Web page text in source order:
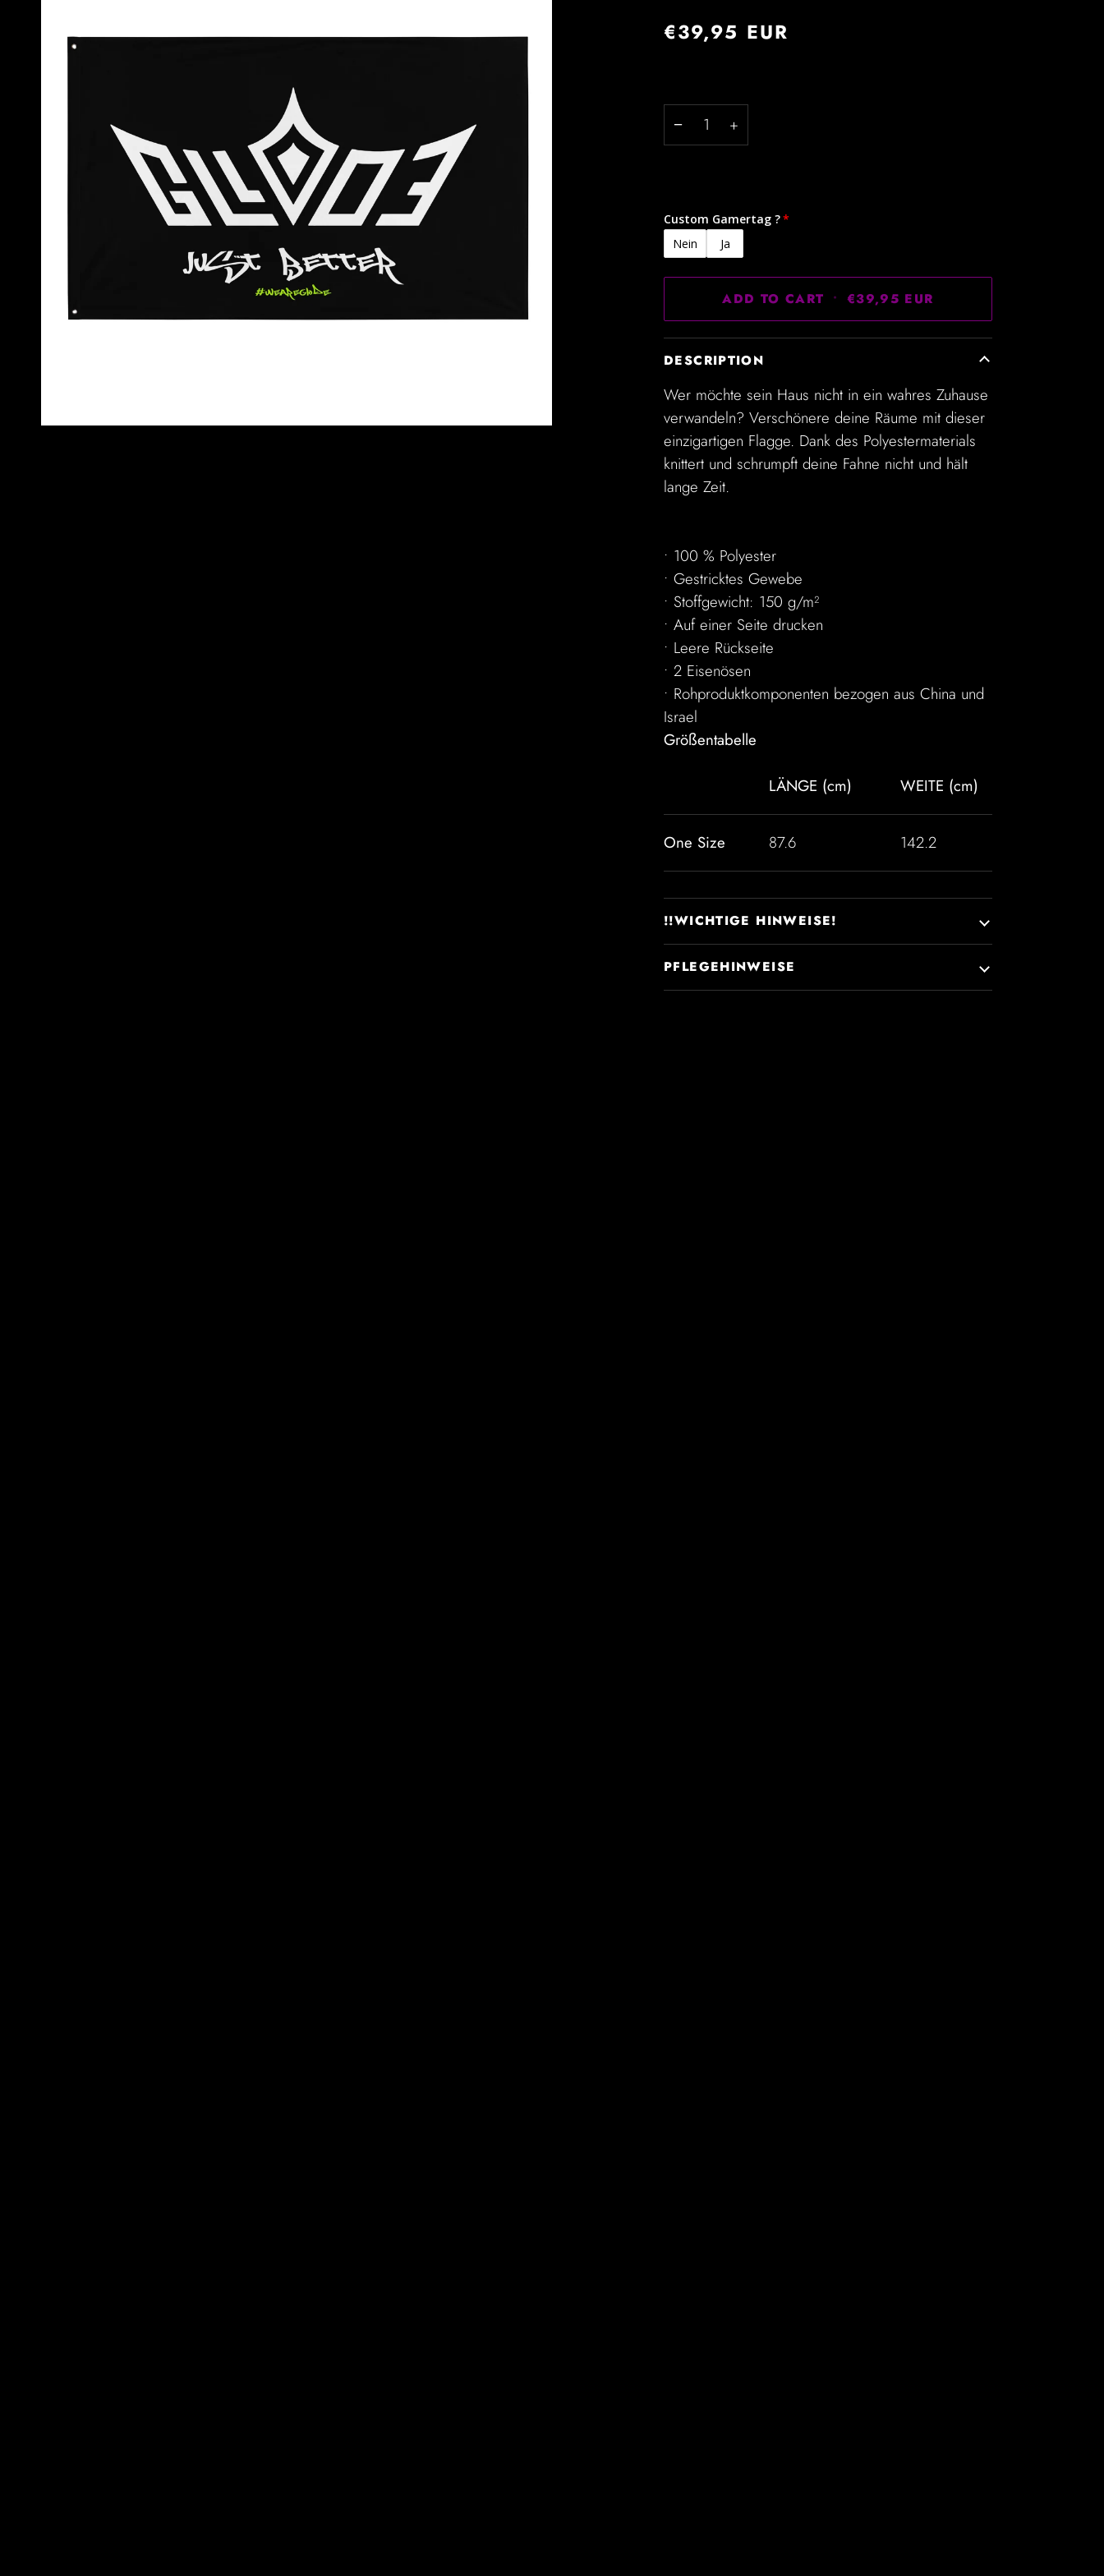
€39,95 EUR
− +
Custom Gamertag ?
Nein
Ja
ADD TO CART • €39,95 EUR
DESCRIPTION
Wer möchte sein Haus nicht in ein wahres Zuhause
verwandeln? Verschönere deine Räume mit dieser
einzigartigen Flagge. Dank des Polyestermaterials
knittert und schrumpft deine Fahne nicht und hält
lange Zeit.
• 100 % Polyester
• Gestricktes Gewebe
• Stoffgewicht: 150 g/m²
• Auf einer Seite drucken
• Leere Rückseite
• 2 Eisenösen
• Rohproduktkomponenten bezogen aus China und
Israel
Größentabelle
LÄNGE (cm) WEITE (cm)
One Size 87.6 142.2
!!WICHTIGE HINWEISE!
PFLEGEHINWEISE